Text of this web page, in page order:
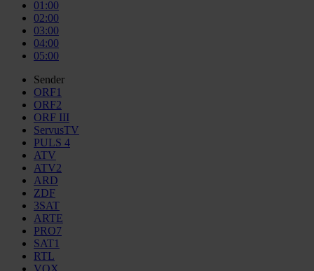
01:00
02:00
03:00
04:00
05:00
Sender
ORF1
ORF2
ORF III
ServusTV
PULS 4
ATV
ATV2
ARD
ZDF
3SAT
ARTE
PRO7
SAT1
RTL
VOX